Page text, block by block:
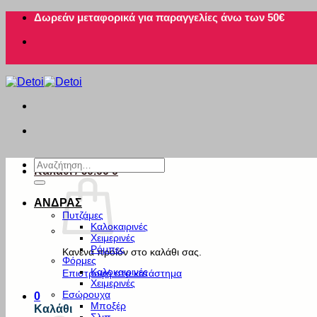
Μετάβαση
περιεχόμενο
Δωρεάν μεταφορικά για παραγγελίες άνω των 50€
Καλάθι /€0.00 0
Κανένα προϊόν στο καλάθι σας.
Επιστροφή στο κατάστημα
0
Καλάθι
Αναζήτηση
για:
ΑΝΔΡΑΣ
Πυτζάμες
Καλοκαιρινές
Χειμερινές
Ρόμπες
Φόρμες
Καλοκαιρινές
Χειμερινές
Εσώρουχα
Μποξέρ